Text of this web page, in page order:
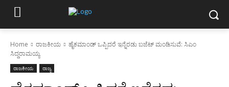
Home ರಾಜಕೀಯ
ಹೈಕಮಾಂಡ್ ಒಪ್ಪಿದರೆ ಇನ್ನೆರಡು ಬಜೆಟ್ ಮಂಡಿಸುವೆ: ಸಿಎಂ
ಸಿದ್ದರಾಮಯ್ಯ
ರಾಜಕೀಯ ರಾಜ್ಯ